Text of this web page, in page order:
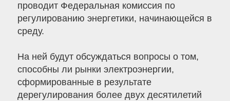
проводит Федеральная комиссия по
регулированию энергетики, начинающейся в
среду.
На ней будут обсуждаться вопросы о том,
способны ли рынки электроэнергии,
сформированные в результате
дерегулирования более двух десятилетий